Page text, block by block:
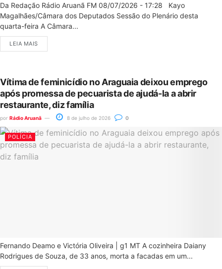
Da Redação Rádio Aruanã FM 08/07/2026 - 17:28 Kayo
Magalhães/Câmara dos Deputados Sessão do Plenário desta
quarta-feira A Câmara...
LEIA MAIS
Vítima de feminicídio no Araguaia deixou emprego
após promessa de pecuarista de ajudá-la a abrir
restaurante, diz família
por Rádio Aruanã 8 de julho de 2026 0
POLÍCIA
Fernando Deamo e Victória Oliveira | g1 MT A cozinheira Daiany
Rodrigues de Souza, de 33 anos, morta a facadas em um...